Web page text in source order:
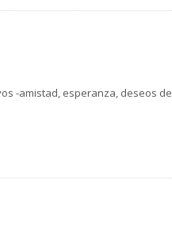
-amistad, esperanza, deseos de